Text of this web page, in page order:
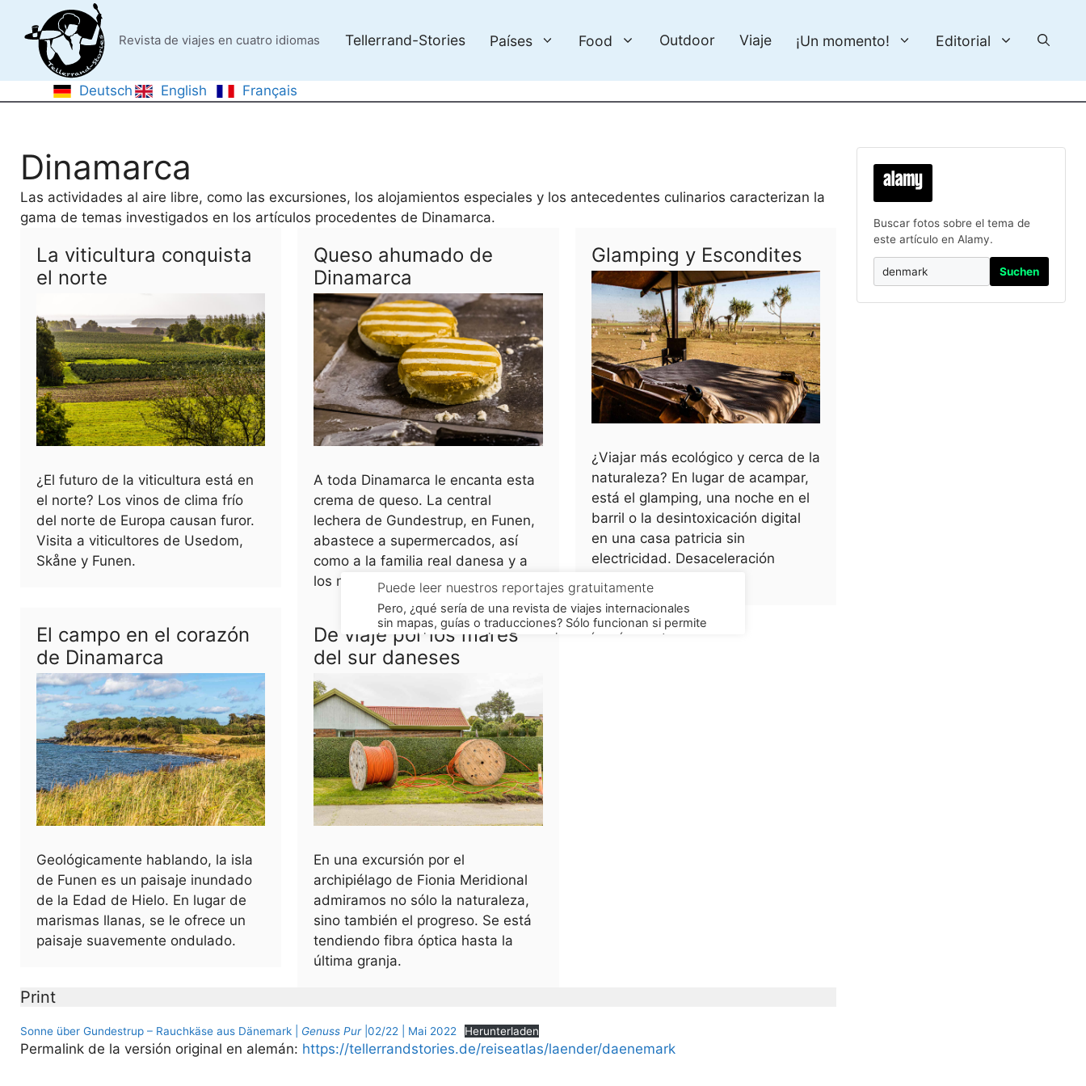
contenido
Revista de viajes en cuatro idiomas Tellerrand-Stories Países Food Outdoor Viaje ¡Un momento! Editorial
Deutsch English Français
Dinamarca
Las actividades al aire libre, como las excursiones, los alojamientos especiales y los antecedentes culinarios caracterizan la
gama de temas investigados en los artículos procedentes de Dinamarca.
La viticultura conquista
el norte
¿El futuro de la viticultura está en
el norte? Los vinos de clima frío
del norte de Europa causan furor.
Visita a viticultores de Usedom,
Skåne y Funen.
Queso ahumado de
Dinamarca
A toda Dinamarca le encanta esta
crema de queso. La central
lechera de Gundestrup, en Funen,
abastece a supermercados, así
como a la familia real danesa y a
los mejores restaurantes.
Glamping y Escondites
¿Viajar más ecológico y cerca de la
naturaleza? En lugar de acampar,
está el glamping, una noche en el
barril o la desintoxicación digital
en una casa patricia sin
electricidad. Desaceleración
El campo en el corazón
de Dinamarca
Geológicamente hablando, la isla
de Funen es un paisaje inundado
de la Edad de Hielo. En lugar de
marismas llanas, se le ofrece un
paisaje suavemente ondulado.
De viaje por los mares
del sur daneses
En una excursión por el
archipiélago de Fionia Meridional
admiramos no sólo la naturaleza,
sino también el progreso. Se está
tendiendo fibra óptica hasta la
última granja.
Print
Sonne über Gundestrup – Rauchkäse aus Dänemark | Genuss Pur|02/22 | Mai 2022 Herunterladen
Permalink de la versión original en alemán: https://tellerrandstories.de/reiseatlas/laender/daenemark
Buscar fotos sobre el tema de
este artículo en Alamy.
Suchen